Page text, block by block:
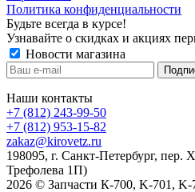
Политика конфиденциальности
Будьте всегда в курсе!
Узнавайте о скидках и акциях
Новости магазина
Наши контакты
+7 (812) 243-99-50
+7 (812) 953-15-82
zakaz@kirovetz.ru
198095, г. Санкт-Петербург, пер.
Трефолева 1П)
2026 © Запчасти К-700, K-701, K-